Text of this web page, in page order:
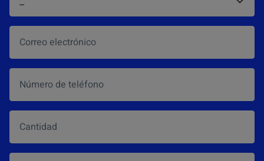
Correo electrónico
Número de teléfono
Cantidad